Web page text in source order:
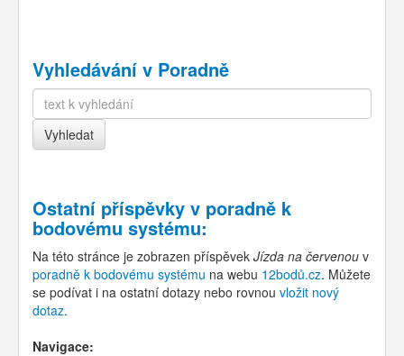
Vyhledávání v Poradně
Ostatní příspěvky v poradně k
bodovému systému:
Na této stránce je zobrazen příspěvek Jízda na červenou v
poradně k bodovému systému na webu 12bodů.cz. Můžete
se podívat i na ostatní dotazy nebo rovnou vložit nový
dotaz.
Navigace: